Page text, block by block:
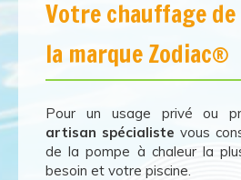
Votre chauffage
la marque Zodiac®
Pour un usage privé ou
artisan spécialiste vous
de la pompe à chaleur la
besoin et votre piscine.